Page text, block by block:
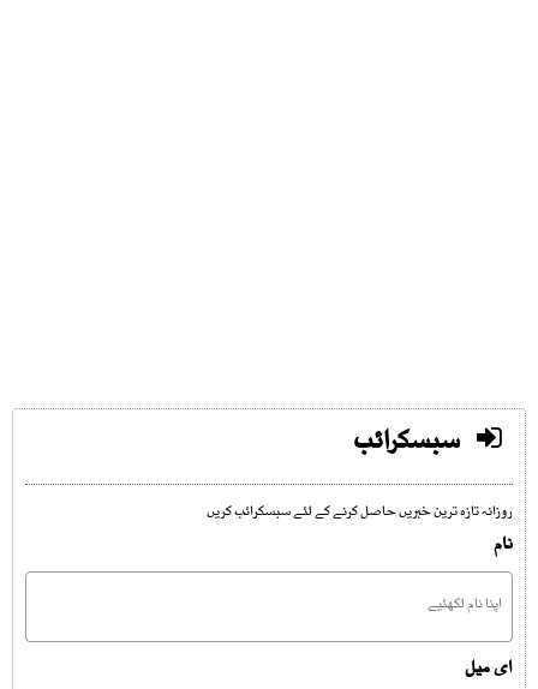
سبسکرائب
روزانہ تازہ ترین خبریں حاصل کرنے کے لئے سبسکرائب کریں
نام
ای میل